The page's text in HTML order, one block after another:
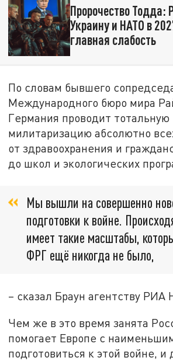
Пророчество Тодда:
Украину и НАТО в
главная слабость
По словам бывшего
Международного бюро мира
Германия проводит тотальную
милитаризацию абсолютно
от здравоохранения и
до школ и экологических
Мы вышли на совершенно
подготовки к войне.
имеет такие масштабы,
ФРГ ещё никогда не было,
– сказал Браун агентству РИА
Чем же в это время занята
помогает Европе с
подготовиться к этой войне, и